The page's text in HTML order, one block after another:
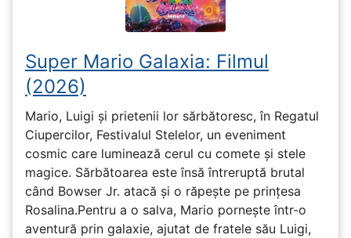
Super Mario Galaxia: Filmul
(2026)
Mario, Luigi și prietenii lor sărbătoresc, în Regatul
Ciupercilor, Festivalul Stelelor, un eveniment
cosmic care luminează cerul cu comete și stele
magice. Sărbătoarea este însă întreruptă brutal
când Bowser Jr. atacă și o răpește pe prinţesa
Rosalina.Pentru a o salva, Mario pornește într-o
aventură prin galaxie, ajutat de fratele său Luigi,